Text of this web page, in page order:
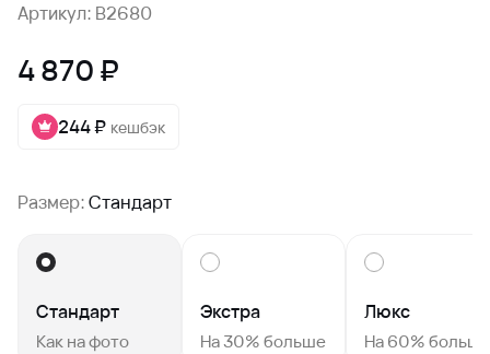
Артикул: B2680
4 870 ₽
244 ₽ кешбэк
Размер:Стандарт
Стандарт
Как на фото
Экстра
На 30% больше
Люкс
На 60% больше